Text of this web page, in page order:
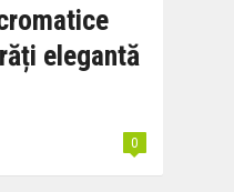
elegantă
0